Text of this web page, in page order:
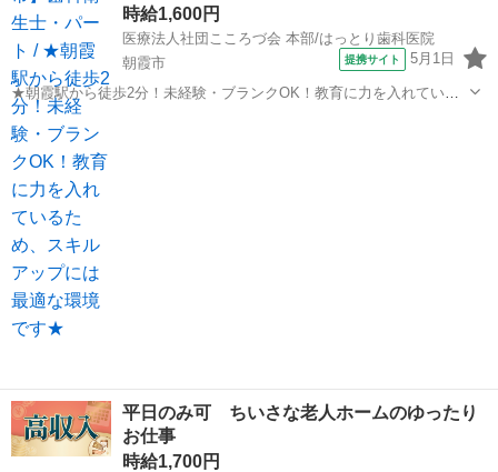
時給1,600円
医療法人社団こころづ会 本部/はっとり歯科医院
朝霞市
提携サイト 5月1日
★朝霞駅から徒歩2分！未経験・ブランクOK！教育に力を入れている
ため、スキルアップには最適な環境です★ 時給： 1,600円~2,000円 ア
クセス：東上線 朝霞 徒歩2分 オススメコメント ●朝霞駅から徒歩2分
です。...
埼玉
平日のみ可 ちいさな老人ホームのゆったり
お仕事
時給1,700円